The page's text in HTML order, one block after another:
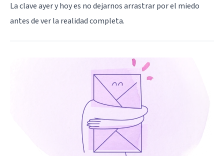
La clave ayer y hoy es no dejarnos arrastrar por el miedo
antes de ver la realidad completa.